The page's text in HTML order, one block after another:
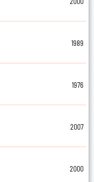
1989
1976
2007
2000